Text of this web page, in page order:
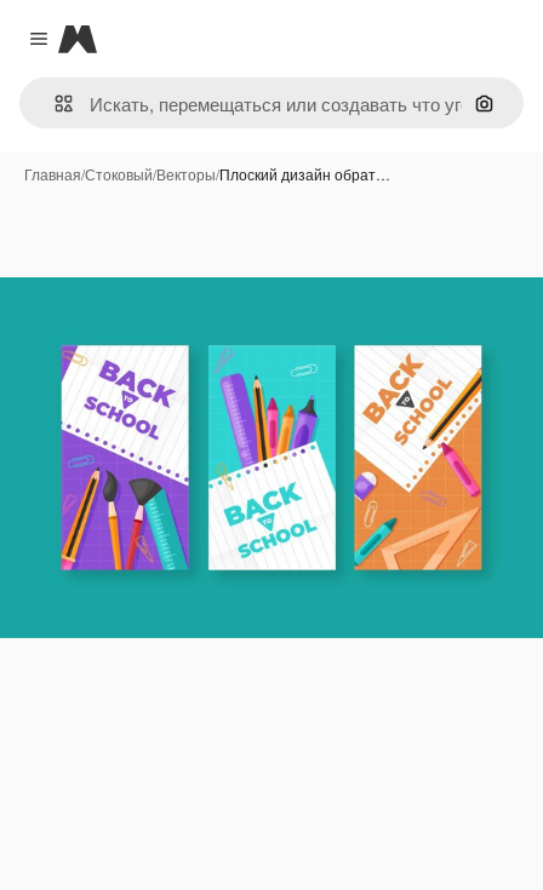
Close menu
Magnific
Поиск
Главная/Стоковый/Векторы/Плоский дизайн обрат…